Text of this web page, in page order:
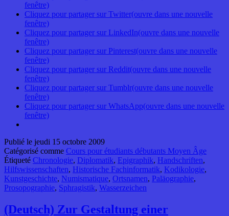
fenêtre)
Cliquez pour partager sur Twitter(ouvre dans une nouvelle
fenêtre)
Cliquez pour partager sur LinkedIn(ouvre dans une nouvelle
fenêtre)
Cliquez pour partager sur Pinterest(ouvre dans une nouvelle
fenêtre)
Cliquez pour partager sur Reddit(ouvre dans une nouvelle
fenêtre)
Cliquez pour partager sur Tumblr(ouvre dans une nouvelle
fenêtre)
Cliquez pour partager sur WhatsApp(ouvre dans une nouvelle
fenêtre)
Publié le jeudi 15 octobre 2009
Catégorisé comme Cours pour étudiants débutants Moyen Âge
Étiqueté Chronologie, Diplomatik, Epigraphik, Handschriften,
Hilfswissenschaften, Historische Fachinformatik, Kodikologie,
Kunstgeschichte, Numismatique, Ortsnamen, Paläographie,
Prosopographie, Sphragistik, Wasserzeichen
(Deutsch) Zur Gestaltung einer